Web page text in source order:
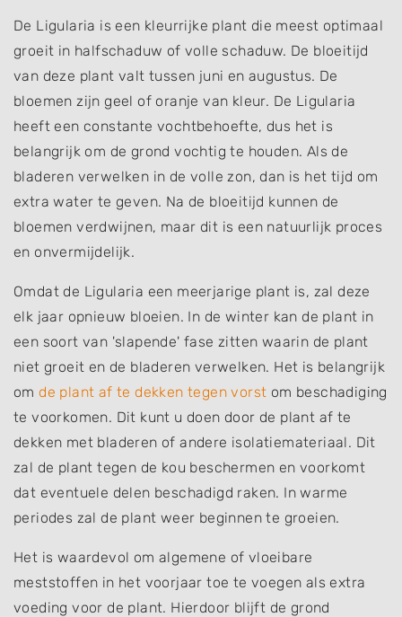
De Ligularia is een kleurrijke plant die meest optimaal
groeit in halfschaduw of volle schaduw. De bloeitijd
van deze plant valt tussen juni en augustus. De
bloemen zijn geel of oranje van kleur. De Ligularia
heeft een constante vochtbehoefte, dus het is
belangrijk om de grond vochtig te houden. Als de
bladeren verwelken in de volle zon, dan is het tijd om
extra water te geven. Na de bloeitijd kunnen de
bloemen verdwijnen, maar dit is een natuurlijk proces
en onvermijdelijk.
Omdat de Ligularia een meerjarige plant is, zal deze
elk jaar opnieuw bloeien. In de winter kan de plant in
een soort van 'slapende' fase zitten waarin de plant
niet groeit en de bladeren verwelken. Het is belangrijk
omde plant af te dekken tegen vorst om beschadiging
te voorkomen. Dit kunt u doen door de plant af te
dekken met bladeren of andere isolatiemateriaal. Dit
zal de plant tegen de kou beschermen en voorkomt
dat eventuele delen beschadigd raken. In warme
periodes zal de plant weer beginnen te groeien.
Het is waardevol om algemene of vloeibare
meststoffen in het voorjaar toe te voegen als extra
voeding voor de plant. Hierdoor blijft de grond